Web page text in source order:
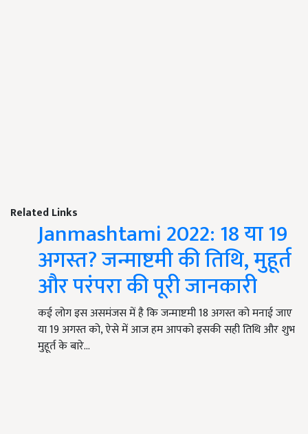
Related Links
Janmashtami 2022: 18 या 19
अगस्त? जन्माष्टमी की तिथि, मुहूर्त
और परंपरा की पूरी जानकारी
कई लोग इस असमंजस में है कि जन्माष्टमी 18 अगस्त को मनाई जाए
या 19 अगस्त को, ऐसे में आज हम आपको इसकी सही तिथि और शुभ
मुहूर्त के बारे…